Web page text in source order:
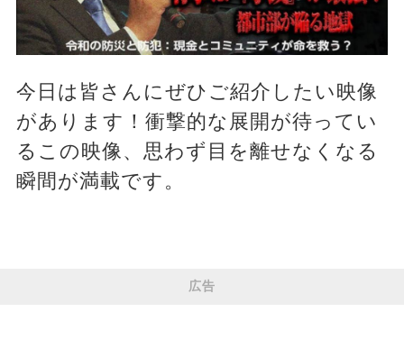
今日は皆さんにぜひご紹介したい映像
があります！衝撃的な展開が待ってい
るこの映像、思わず目を離せなくなる
瞬間が満載です。
広告